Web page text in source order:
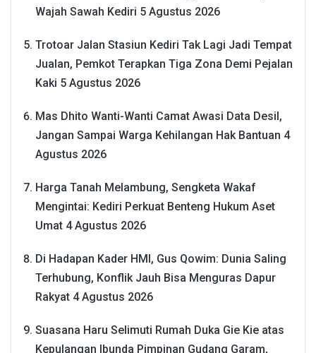
Wajah Sawah Kediri 5 Agustus 2026
Trotoar Jalan Stasiun Kediri Tak Lagi Jadi Tempat
Jualan, Pemkot Terapkan Tiga Zona Demi Pejalan
Kaki 5 Agustus 2026
Mas Dhito Wanti-Wanti Camat Awasi Data Desil,
Jangan Sampai Warga Kehilangan Hak Bantuan 4
Agustus 2026
Harga Tanah Melambung, Sengketa Wakaf
Mengintai: Kediri Perkuat Benteng Hukum Aset
Umat 4 Agustus 2026
Di Hadapan Kader HMI, Gus Qowim: Dunia Saling
Terhubung, Konflik Jauh Bisa Menguras Dapur
Rakyat 4 Agustus 2026
Suasana Haru Selimuti Rumah Duka Gie Kie atas
Kepulangan Ibunda Pimpinan Gudang Garam,